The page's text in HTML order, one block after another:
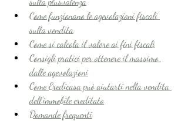
Come funzionano le agevolazioni fiscali
sulla vendita
Come si calcola il valore ai fini fiscali
Consigli pratici per ottenere il massimo
dalle agevolazioni
Come Eredicasa può aiutarti nella vendita
dell’immobile ereditato
Domande frequenti